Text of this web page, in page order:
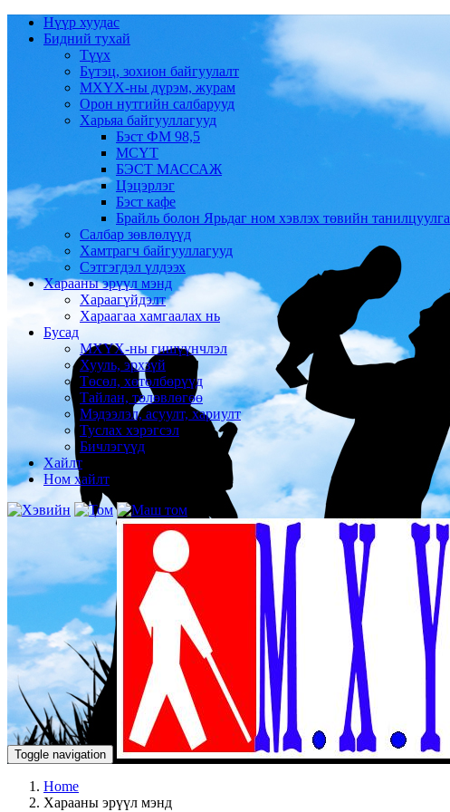
Нүүр хуудас
Бидний тухай
Түүх
Бүтэц, зохион байгуулалт
МХҮХ-ны дүрэм, журам
Орон нутгийн салбарууд
Харьяа байгууллагууд
Бэст ФМ 98,5
МСҮТ
БЭСТ МАССАЖ
Цэцэрлэг
Бэст кафе
Брайль болон Ярьдаг ном хэвлэх төвийн танилцуулга
Салбар зөвлөлүүд
Хамтрагч байгууллагууд
Сэтгэгдэл үлдээх
Харааны эрүүл мэнд
Хараагүйдэлт
Хараагаа хамгаалах нь
Бусад
МХҮХ-ны гишүүнчлэл
Хууль, эрхзүй
Төсөл, хөтөлбөрүүд
Тайлан, төлөвлөгөө
Мэдээлэл, асуулт, хариулт
Туслах хэрэгсэл
Бичлэгүүд
Хайлт
Ном хайлт
Toggle navigation
Home
Харааны эрүүл мэнд